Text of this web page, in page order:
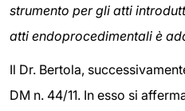
strumento per gli atti
atti endoprocedimentali è
Il Dr. Bertola,
DM n. 44/11. In esso si